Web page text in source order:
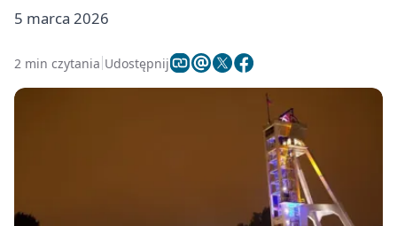
5 marca 2026
2 min czytania Udostępnij